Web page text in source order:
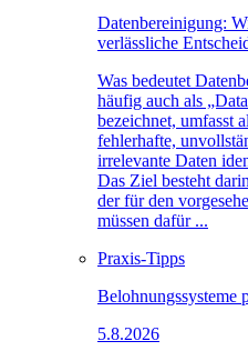
Datenbereinigung:
verlässliche
Was bedeutet
häufig auch als
bezeichnet, umfasst
fehlerhafte,
irrelevante Daten
Das Ziel besteht
der für den
müssen dafür ...
Praxis-Tipps
Belohnungssysteme
5.8.2026